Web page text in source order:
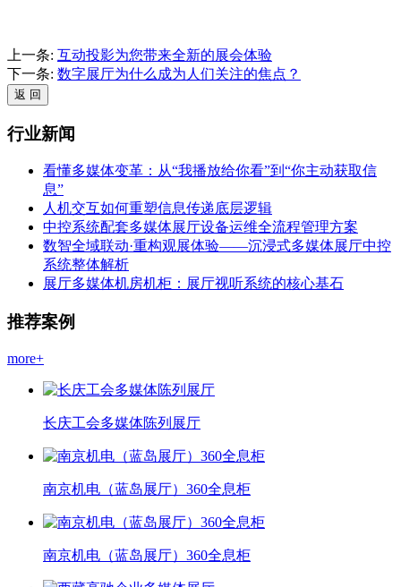
上一条: 互动投影为您带来全新的展会体验
下一条: 数字展厅为什么成为人们关注的焦点？
行业新闻
看懂多媒体变革：从“我播放给你看”到“你主动获取信
息”
人机交互如何重塑信息传递底层逻辑
中控系统配套多媒体展厅设备运维全流程管理方案
数智全域联动·重构观展体验——沉浸式多媒体展厅中控
系统整体解析
展厅多媒体机房机柜：展厅视听系统的核心基石
推荐案例
more+
长庆工会多媒体陈列展厅
南京机电（蓝岛展厅）360全息柜
南京机电（蓝岛展厅）360全息柜